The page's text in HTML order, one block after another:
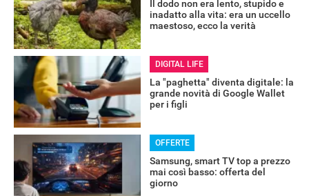
Il dodo non era lento, stupido e
inadatto alla vita: era un uccello
maestoso, ecco la verità
DIGITAL LIFE
La "paghetta" diventa digitale: la
grande novità di Google Wallet
per i figli
OFFERTE
Samsung, smart TV top a prezzo
mai così basso: offerta del
giorno